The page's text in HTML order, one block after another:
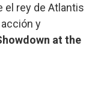
el rey de Atlantis
y
at the